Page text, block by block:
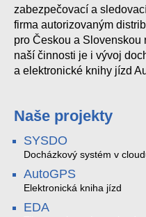
zabezpečovací a
firma autorizovaným
pro Českou a
naší činnosti je i vývoj
a elektronické knihy jízd
Naše projekty
SYSDO
Docházkový systém v
AutoGPS
Elektronická kniha jízd
EDA